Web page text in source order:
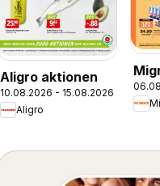
Aligro aktionen
10.08.2026 - 15.08.2026
Aligro